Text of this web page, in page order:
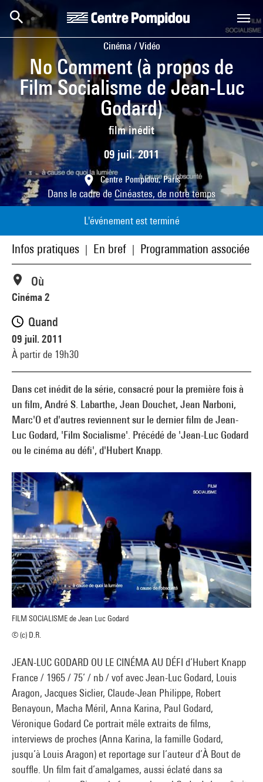
Aller au contenu principal
Centre Pompidou
Cinéma / Vidéo
No Comment (à propos de
Film Socialisme de Jean-Luc
Godard)
film inédit
09 juil. 2011
Centre Pompidou, Paris
Dans le cadre de Cinéastes, de notre temps
L'événement est terminé
Infos pratiques En bref Programmation associée
Dans cet inédit de la série, consacré pour la première fois à
un film, André S. Labarthe, Jean Douchet, Jean Narboni,
Marc'O et d'autres reviennent sur le dernier film de Jean-
Luc Godard, 'Film Socialisme'. Précédé de 'Jean-Luc Godard
ou le cinéma au défi', d'Hubert Knapp.
FILM SOCIALISME de Jean Luc Godard
© (c) D.R.
JEAN-LUC GODARD OU LE CINÉMA AU DÉFI d’Hubert Knapp
France / 1965 / 75’ / nb / vof avec Jean-Luc Godard, Louis
Aragon, Jacques Siclier, Claude-Jean Philippe, Robert
Benayoun, Macha Méril, Anna Karina, Paul Godard,
Véronique Godard Ce portrait mêle extraits de films,
interviews de proches (Anna Karina, la famille Godard,
jusqu’à Louis Aragon) et reportage sur l’auteur d’À Bout de
souffle. Un film fait d’amalgames, aussi éclaté dans sa
Où
Cinéma 2
Quand
09 juil. 2011
À partir de 19h30